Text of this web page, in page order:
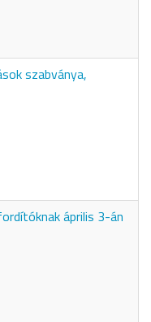
szabványa,
április 3-án